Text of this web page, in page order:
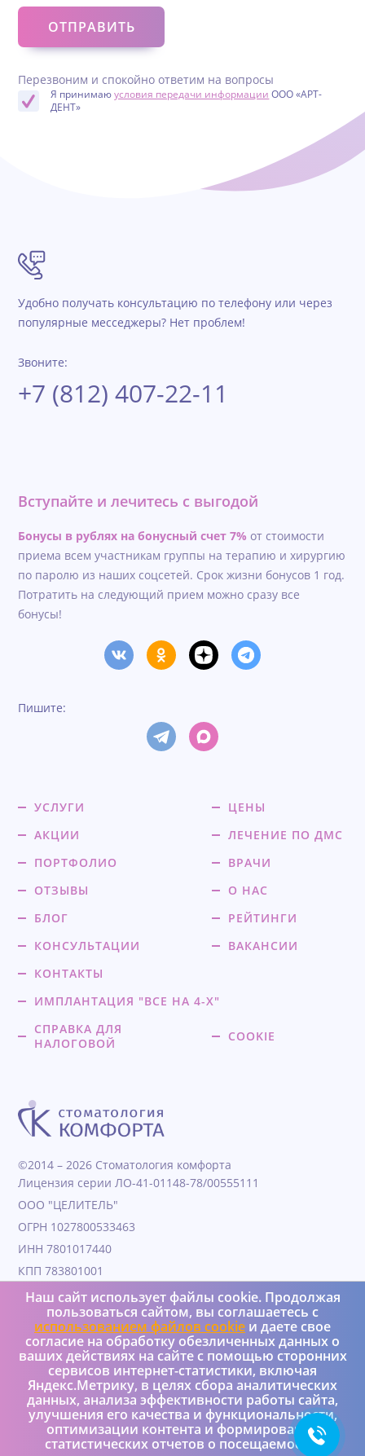
Перезвоним и спокойно ответим на вопросы
Я принимаюусловия передачи информации ООО «АРТ-
ДЕНТ»
Удобно получать консультацию по телефону или через
популярные месседжеры? Нет проблем!
Звоните:
+7 (812) 407-22-11
Наш сайт использует файлы cookie. Продолжая
пользоваться сайтом, вы соглашаетесь с
использованием файлов cookie и даете свое
согласие на обработку обезличенных данных о
ваших действиях на сайте с помощью сторонних
сервисов интернет-статистики, включая
Яндекс.Метрику, в целях сбора аналитических
данных, анализа эффективности работы сайта,
улучшения его качества и функциональности,
оптимизации контента и формирования
статистических отчетов о посещаемости.
Вступайте и лечитесь с выгодой
Бонусы в рублях на бонусный счет 7% от стоимости
приема всем участникам группы на терапию и хирургию
по паролю из наших соцсетей. Срок жизни бонусов 1 год.
Потратить на следующий прием можно сразу все
бонусы!
Пишите:
УСЛУГИ
ЦЕНЫ
АКЦИИ
ЛЕЧЕНИЕ ПО ДМС
ПОРТФОЛИО
ВРАЧИ
ОТЗЫВЫ
О НАС
БЛОГ
РЕЙТИНГИ
КОНСУЛЬТАЦИИ
ВАКАНСИИ
КОНТАКТЫ
ИМПЛАНТАЦИЯ "ВСЕ НА 4-Х"
СПРАВКА ДЛЯ
НАЛОГОВОЙ
COOKIE
©2014 – 2026 Стоматология комфорта
Лицензия серии ЛО-41-01148-78/00555111
ООО "ЦЕЛИТЕЛЬ"
ОГРН 1027800533463
ИНН 7801017440
КПП 783801001
Дата образования 04.11.1991
Юридический адрес 190000, Г.Санкт-петербург, ул
Гороховая, д. 25, литера а, пом 4Н
+7 (950) 037-08-73
Реализация и интеграция – Versus Ltd
Политика конфиденциальности